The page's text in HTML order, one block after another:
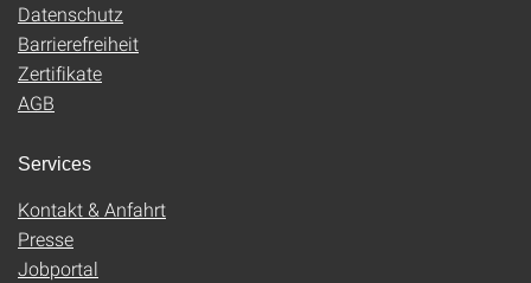
Datenschutz
Barrierefreiheit
Zertifikate
AGB
Services
Kontakt & Anfahrt
Presse
Jobportal